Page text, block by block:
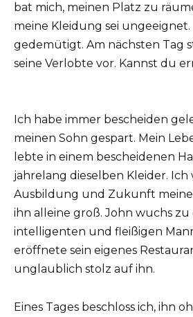
bat mich, meinen Platz zu
meine Kleidung sei
gedemütigt. Am nächsten Tag
seine Verlobte vor. Kannst du
Ich habe immer bescheiden
meinen Sohn gespart. Mein
lebte in einem bescheidenen
jahrelang dieselben Kleider.
Ausbildung und Zukunft
ihn alleine groß. John wuchs zu
intelligenten und fleißigen
eröffnete sein eigenes
unglaublich stolz auf ihn.
Eines Tages beschloss ich, ihn